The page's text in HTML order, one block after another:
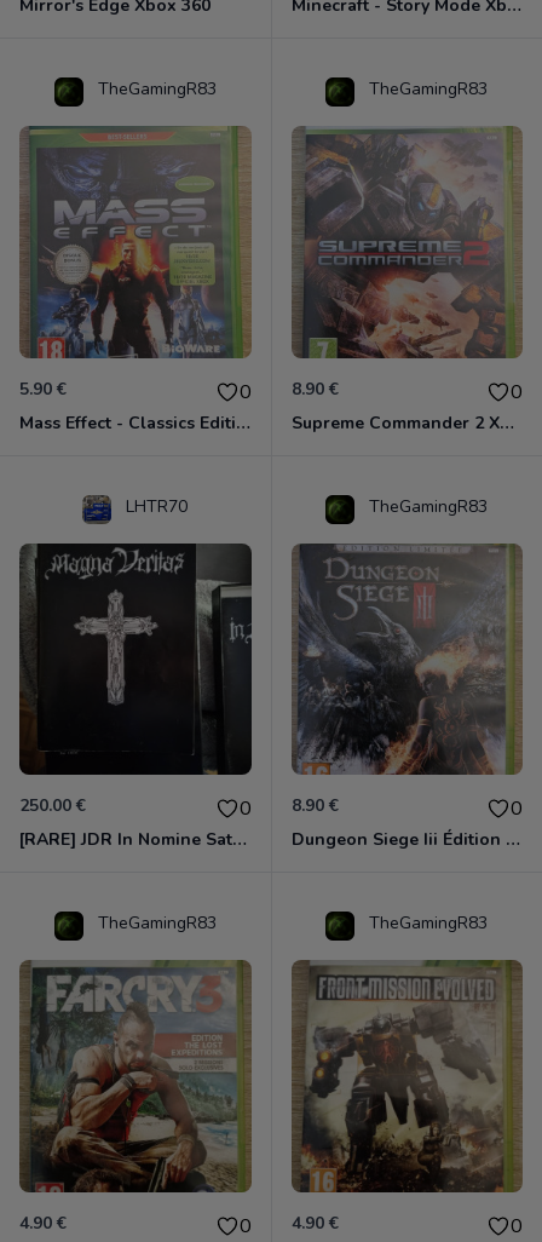
Mirror's Edge Xbox 360 Minecraft - Story Mode Xbox 360
TheGamingR83
5.90 € 0
Mass Effect - Classics Edition Xbox 360
TheGamingR83
8.90 € 0
Supreme Commander 2 Xbox 360
LHTR70
250.00 € 0
[RARE] JDR In Nomine Satanis / Magna Veritas – 1ère Édition BOÎTE (DOS BLANC, 1989) - CROC / Siroz
TheGamingR83
8.90 € 0
Dungeon Siege Iii Édition Limitée - Vf Intégrale Xbox 360
TheGamingR83
4.90 € 0
TheGamingR83
4.90 € 0